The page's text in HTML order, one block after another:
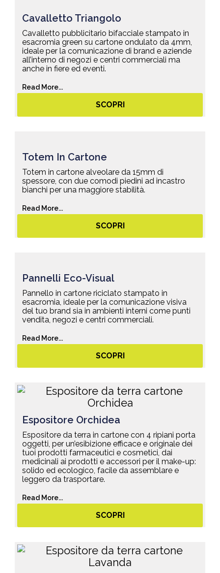
Cavalletto Triangolo
Cavalletto pubblicitario bifacciale stampato in
esacromia green su cartone ondulato da 4mm,
ideale per la comunicazione di brand e aziende
all’interno di negozi e centri commerciali ma
anche in fiere ed eventi.
Read More...
SCOPRI
Totem In Cartone
Totem in cartone alveolare da 15mm di
spessore, con due comodi piedini ad incastro
bianchi per una maggiore stabilità.
Read More...
SCOPRI
Pannelli Eco-Visual
Pannello in cartone riciclato stampato in
esacromia, ideale per la comunicazione visiva
del tuo brand sia in ambienti interni come punti
vendita, negozi e centri commerciali.
Read More...
SCOPRI
Espositore Orchidea
Espositore da terra in cartone con 4 ripiani porta
oggetti, per un’esibizione efficace e originale dei
tuoi prodotti farmaceutici e cosmetici, dai
medicinali ai prodotti e accessori per il make-up:
solido ed ecologico, facile da assemblare e
leggero da trasportare.
Read More...
SCOPRI